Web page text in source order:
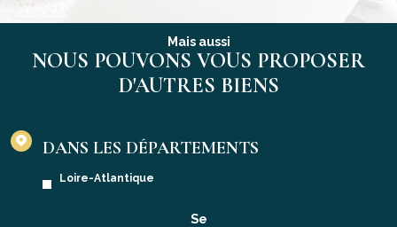
Mais aussi
NOUS POUVONS VOUS PROPOSER
D'AUTRES BIENS
DANS LES DÉPARTEMENTS
Loire-Atlantique
Se